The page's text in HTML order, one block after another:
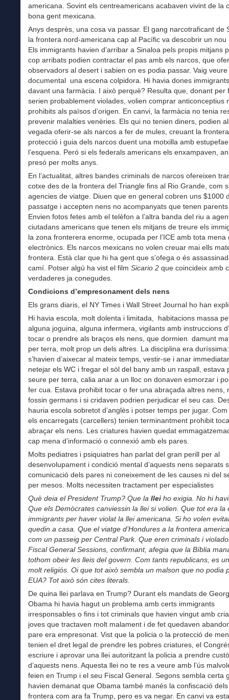
americana. Sovint els centreamericans acabaven vivint de la
bona gent mexicana.
Anys desprès, una cosa va passar. El gang narcotraficant de
la frontera nord-americana cap al Pacífic va descobrir un nou
Els immigrants havien d’arribar a Sinaloa pels propis mitjans
cop arribats podien contractar el pas amb els narcos, que
observadors al desert i sabien on es podia passar. Vaig
documental una escena colpidora. Hi havia dones
davant una farmàcia. I això perquè? Resulta que, donant per
serien probablement violades, volien comprar anticonceptius
prohibits als països d’origen. En canvi, la farmàcia no tenia
prevenir malalties venèries. Els qui no tenien diners, podien
vegada oferir-se als narcos a fer de mules, creuant la
protecció i guia dels narcos duent una motxilla amb
l’esquena. Peró si els federals americans els enxampaven,
presó per molts anys.
En l’actualitat, altres bandes criminals de narcos ofereixen
cotxe des de la frontera del Triangle fins al Rio Grande, com
agencies de viatge. Diuen que en general cobren uns $1000
passatge i accepten nens no acompanyats que tenen
Envien fotos fetes amb el telèfon a l’altra banda del riu a
ciutadans americans que tenen els mitjans de treure els
la zona fronterera enorme, ocupada per l’ICE amb tota mena
electrònics. Els narcos mexicans no volen creuar mai ells
frontera. Està clar que hi ha gent que s’ofega o és
camí. Potser algú ha vist el film Sicario 2 que coincideix amb
verdaderes ja conegudes.
Condicions d’empresonament dels nens
Els grans diaris, el NY Times i Wall Street Journal ho han
Hi havia escola, molt dolenta i limitada, habitacions massa
alguna joguina, alguna infermera, vigilants amb instruccions
tocar o prendre als braços els nens, que dormien damunt
per terra, molt prop un dels altres. La disciplina era
s’havien d’aixecar al mateix temps, vestir-se i anar
netejar els WC i fregar el sòl del bany amb un raspall, estava
seure per terra, calia anar a un lloc on donaven esmorzar i
fer cua. Estava prohibit tocar o fer una abraçada altres nens,
fossin germans i si cridaven podrien perjudicar el seu cas.
hauria escola sobretot d’anglès i potser temps per jugar.
els encarregats (carcellers) tenien terminantment prohibit
abraçar els nens. Les criatures havien quedat
cap mena d’informació o connexió amb els pares.
Molts pediatres i psiquiatres han parlat del gran perill per al
desenvolupament i condició mental d’aquests nens separats
comunicació dels pares ni coneixement de les causes ni del
per mesos. Molts necessiten tractament per especialistes
Què deia el President Trump? Que la llei ho exigia. No hi
Que els Demòcrates canviessin la llei si volien. Que tot era la
immigrants per haver violat la llei americana. Si ho volen
quedin a casa. Que el viatge d’Hondures a la frontera
com un passeig per Central Park. Que eren criminals i
Fiscal General Sessions, confirmant, afegia que la Bíblia
tothom obeir les lleis del govern. Com tants republicans, es
molt religiós. Oi que tot això sembla un malson que no podia
EUA? Tot això són cites literals.
De quina llei parlava en Trump? Durant els mandats de
Obama hi havia hagut un problema amb certs immigrants
irresponsables o fins i tot criminals que havien vingut amb
joves que tractaven molt malament i de fet quedaven
pare era empresonat. Vist que la policia o la protecció de
tenien el dret legal de prendre les pobres criatures, el
escriure i aprovar una llei autoritzant la policia a prendre
d’aquests nens. Aquesta llei no te res a veure amb l’ús
feien en Trump i el seu Fiscal General. Segons sembla certa
havien demanat que Obama també manés la confiscació
frontera com ara fa Trump, pero es va negar. En canvi va